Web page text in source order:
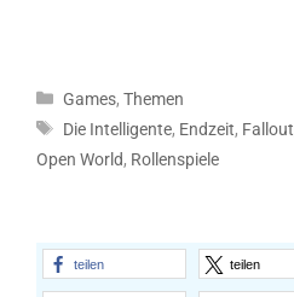
Kategorien
Games,Themen
Schlagwörter
Die Intelligente, Endzeit, Fallout
Open World, Rollenspiele
teilen teilen